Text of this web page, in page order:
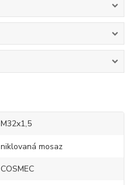
M32x1,5
niklovaná mosaz
COSMEC